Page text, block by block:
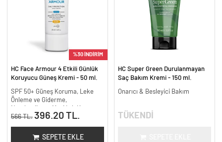
%30 İNDİRİM
HC Face Armour 4 Etkili Günlük
Koruyucu Güneş Kremi - 50 ml.
SPF 50+ Güneş Koruma, Leke
Önleme ve Giderme,
Nemlendirme, Mavi Işık Koruma
566 TL. 396.20 TL.
SEPETE EKLE
HC Super Green Durulanmayan
Saç Bakım Kremi - 150 ml.
Onarıcı & Besleyici Bakım
TÜKENDİ